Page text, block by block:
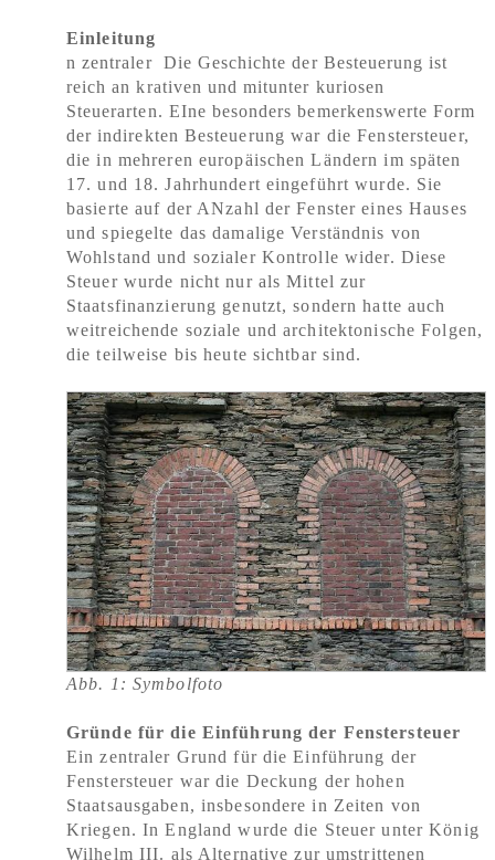
Einleitung
n zentraler Die Geschichte der Besteuerung ist
reich an krativen und mitunter kuriosen
Steuerarten. EIne besonders bemerkenswerte Form
der indirekten Besteuerung war die Fenstersteuer,
die in mehreren europäischen Ländern im späten
17. und 18. Jahrhundert eingeführt wurde. Sie
basierte auf der ANzahl der Fenster eines Hauses
und spiegelte das damalige Verständnis von
Wohlstand und sozialer Kontrolle wider. Diese
Steuer wurde nicht nur als Mittel zur
Staatsfinanzierung genutzt, sondern hatte auch
weitreichende soziale und architektonische Folgen,
die teilweise bis heute sichtbar sind.
Abb. 1: Symbolfoto
Gründe für die Einführung der Fenstersteuer
Ein zentraler Grund für die Einführung der
Fenstersteuer war die Deckung der hohen
Staatsausgaben, insbesondere in Zeiten von
Kriegen. In England wurde die Steuer unter König
Wilhelm III. als Alternative zur umstrittenen